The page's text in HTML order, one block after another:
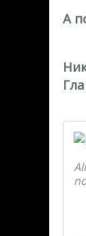
А